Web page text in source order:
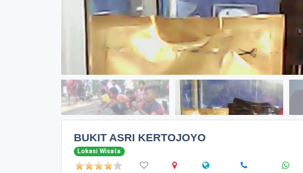
BUKIT ASRI KERTOJOYO
Lokasi Wisata